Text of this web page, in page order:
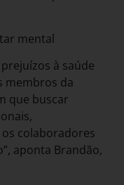
mental
à saúde
membros da
que buscar
colaboradores
aponta Brandão,